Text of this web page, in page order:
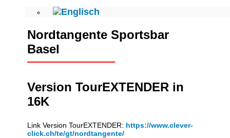
Nordtangente Sportsbar
Basel
Version TourEXTENDER in
16K
Link Version TourEXTENDER: https://www.clever-
click.ch/te/gt/nordtangente/